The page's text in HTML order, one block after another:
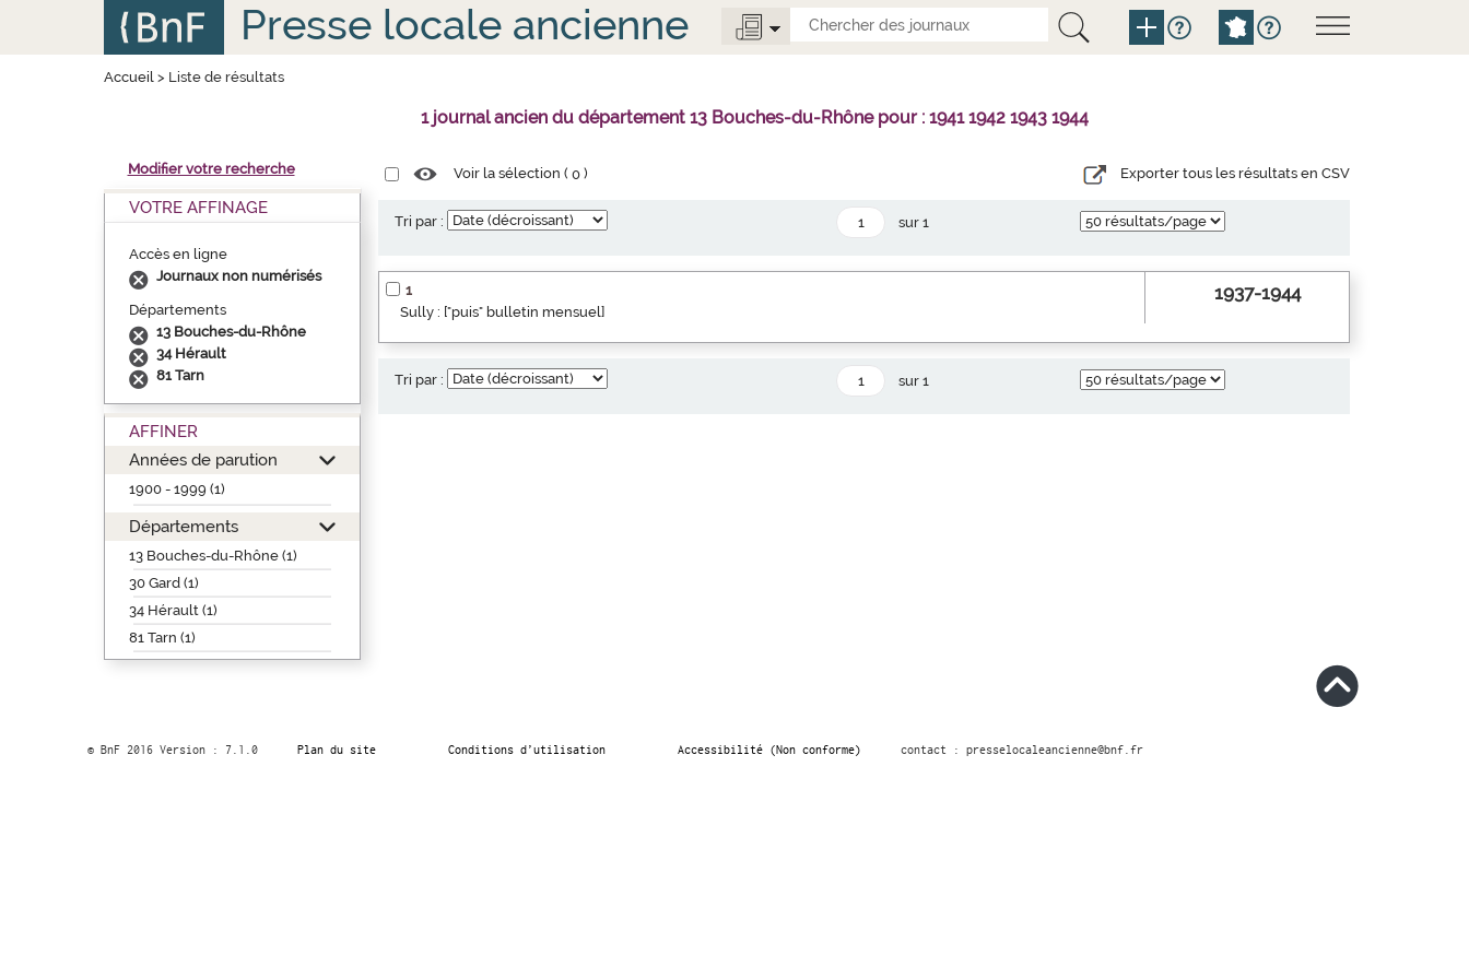
Presse locale ancienne
Accueil> Liste de résultats
1 journal ancien du département 13 Bouches-du-Rhône pour : 1941 1942 1943 1944
Modifier votre recherche
VOTRE AFFINAGE
Accès en ligne
Journaux non numérisés
Départements
13 Bouches-du-Rhône
34 Hérault
81 Tarn
AFFINER
Années de parution
1900 - 1999 (1)
Départements
13 Bouches-du-Rhône (1)
30 Gard (1)
34 Hérault (1)
81 Tarn (1)
Voir la sélection (0 ) Exporter tous les résultats en CSV
Tri par : sur 1
1
Sully : ["puis" bulletin mensuel]
1937-1944
Tri par : sur 1
© BnF 2016 Version : 7.1.0 Plan du site Conditions d’utilisation Accessibilité (Non conforme) contact : presselocaleancienne@bnf.fr
Panneau de gestion des cookies